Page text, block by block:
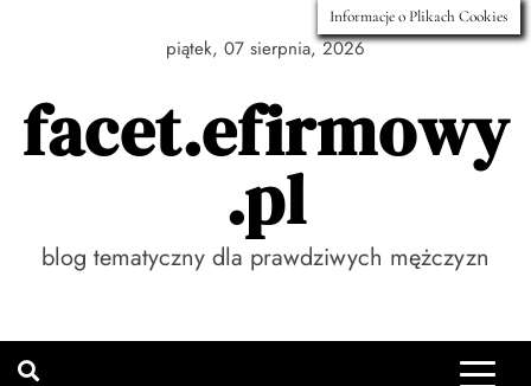
piątek, 07 sierpnia, 2026
facet.efirmowy
.pl
blog tematyczny dla prawdziwych mężczyzn
Informacje o Plikach Cookies